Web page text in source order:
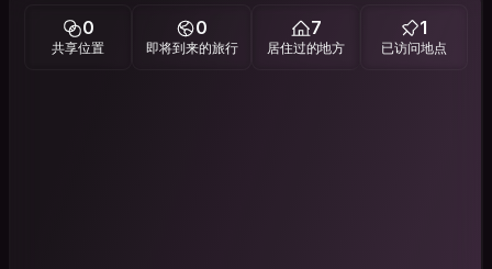
0
共享位置
0
即将到来的旅行
7
居住过的地方
1
已访问地点